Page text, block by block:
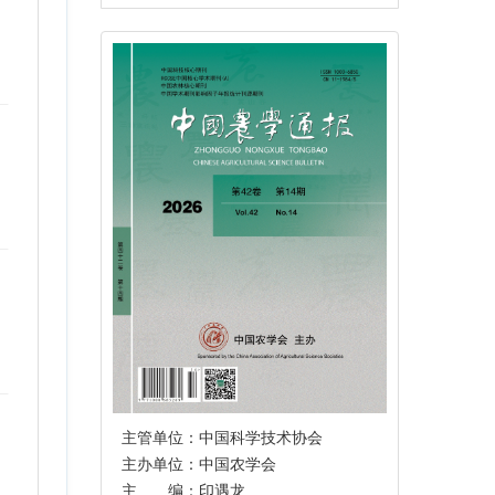
主管单位：中国科学技术协会
主办单位：中国农学会
主 编：印遇龙